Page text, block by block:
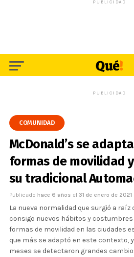
PUBLICIDAD
PUBLICIDAD
COMUNIDAD
McDonald’s se
formas de movilidad
su tradicional
Publicado hace 6 años el 31 de enero de 2021
La nueva normalidad que surgió a raíz
consigo nuevos hábitos y
formas de movilidad en las ciudades
que más se adaptó en este contexto,
meses se detectaron grandes